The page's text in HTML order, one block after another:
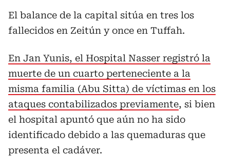
El balance de la capital sitúa en tres los
fallecidos en Zeitún y once en Tuffah.
En Jan Yunis, el Hospital Nasser registró la
muerte de un cuarto perteneciente a la
misma familia (Abu Sitta) de víctimas en los
ataques contabilizados previamente, si bien
el hospital apuntó que aún no ha sido
identificado debido a las quemaduras que
presenta el cadáver.